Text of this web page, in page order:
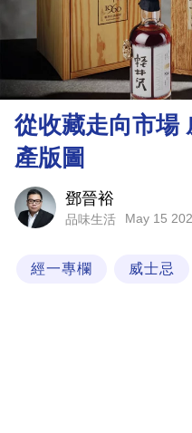
資
樓
市
理
財
科
從收藏走向市場
產版圖
鄧晉裕
品味生活 May 15
經一專欄 威士忌